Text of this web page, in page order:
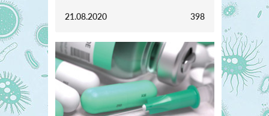
21.08.2020 398